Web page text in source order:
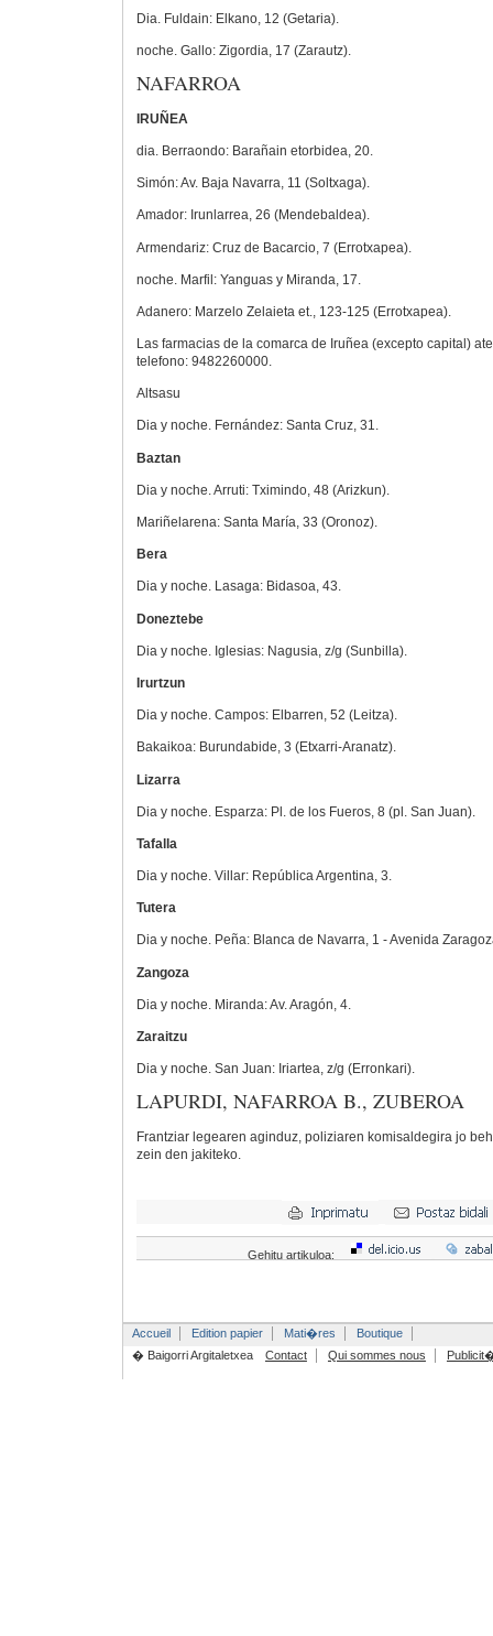
Dia. Fuldain: Elkano, 12 (Getaria).
noche. Gallo: Zigordia, 17 (Zarautz).
NAFARROA
IRUÑEA
dia. Berraondo: Barañain etorbidea, 20.
Simón: Av. Baja Navarra, 11 (Soltxaga).
Amador: Irunlarrea, 26 (Mendebaldea).
Armendariz: Cruz de Bacarcio, 7 (Errotxapea).
noche. Marfil: Yanguas y Miranda, 17.
Adanero: Marzelo Zelaieta et., 123-125 (Errotxapea).
Las farmacias de la comarca de Iruñea (excepto capital)
telefono: 9482260000.
Altsasu
Dia y noche. Fernández: Santa Cruz, 31.
Baztan
Dia y noche. Arruti: Tximindo, 48 (Arizkun).
Mariñelarena: Santa María, 33 (Oronoz).
Bera
Dia y noche. Lasaga: Bidasoa, 43.
Doneztebe
Dia y noche. Iglesias: Nagusia, z/g (Sunbilla).
Irurtzun
Dia y noche. Campos: Elbarren, 52 (Leitza).
Bakaikoa: Burundabide, 3 (Etxarri-Aranatz).
Lizarra
Dia y noche. Esparza: Pl. de los Fueros, 8 (pl. San Juan).
Tafalla
Dia y noche. Villar: República Argentina, 3.
Tutera
Dia y noche. Peña: Blanca de Navarra, 1 - Avenida
Zangoza
Dia y noche. Miranda: Av. Aragón, 4.
Zaraitzu
Dia y noche. San Juan: Iriartea, z/g (Erronkari).
LAPURDI, NAFARROA B., ZUBEROA
Frantziar legearen aginduz, poliziaren komisaldegira jo
zein den jakiteko.
Gehitu artikuloa:
Accueil Edition papier Mati�res
Boutique
� Baigorri Argitaletxea
Contact Qui sommes nous